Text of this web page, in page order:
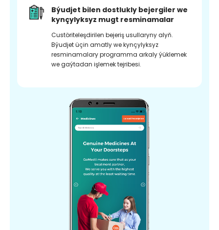
Býudjet bilen dostlukly bejergiler we
kynçylyksyz mugt resminamalar
Custöriteleşdirilen bejeriş usullaryny alyň.
Býudjet üçin amatly we kynçylyksyz
resminamalary programma arkaly ýüklemek
we gaýtadan işlemek tejribesi.